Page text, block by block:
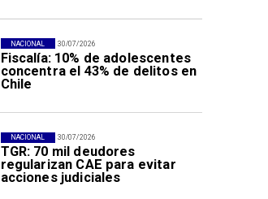
30/07/2026
Fiscalía: 10% de adolescentes
concentra el 43% de delitos en
Chile
NACIONAL
30/07/2026
TGR: 70 mil deudores
regularizan CAE para evitar
acciones judiciales
NACIONAL